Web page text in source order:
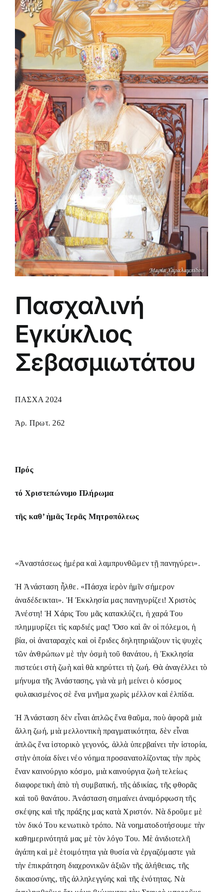
μεγαλύτερης
εικόνας
Πασχαλινή
Εγκύκλιος
Σεβασμιωτάτου
ΠΑΣΧΑ 2024
Ἀρ. Πρωτ. 262
Πρός
τό Χριστεπώνυμο Πλήρωμα
τῆς καθ’ ἡμᾶς Ἱερᾶς Μητροπόλεως
«Ἀναστάσεως ἡμέρα καὶ λαμπρυνθῶμεν τῇ πανηγύρει».
Ἡ Ἀνάσταση ἦλθε. «Πάσχα ἱερὸν ἡμῖν σήμερον
ἀναδέδεικται». Ἡ Ἐκκλησία μας πανηγυρίζει! Χριστὸς
Ἀνέστη! Ἡ Χάρις Του μᾶς κατακλύζει, ἡ χαρά Του
πλημμυρίζει τὶς καρδιές μας! Ὅσο καὶ ἂν οἱ πόλεμοι, ἡ
βία, οἱ ἀναταραχὲς καὶ οἱ ἔριδες δηλητηριάζουν τὶς ψυχὲς
τῶν ἀνθρώπων μὲ τὴν ὀσμὴ τοῦ θανάτου, ἡ Ἐκκλησία
πιστεύει στὴ ζωὴ καὶ θὰ κηρύττει τὴ ζωή. Θὰ ἀναγέλλει τὸ
μήνυμα τῆς Ἀνάστασης, γιὰ νὰ μὴ μείνει ὁ κόσμος
φυλακισμένος σὲ ἕνα μνῆμα χωρὶς μέλλον καὶ ἐλπίδα.
Ἡ Ἀνάσταση δὲν εἶναι ἁπλῶς ἕνα θαῦμα, ποὺ ἀφορᾶ μιὰ
ἄλλη ζωή, μιὰ μελλοντικὴ πραγματικότητα, δὲν εἶναι
ἁπλῶς ἕνα ἱστορικὸ γεγονός, ἀλλὰ ὑπερβαίνει τὴν ἱστορία,
στὴν ὁποία δίνει νέο νόημα προσανατολίζοντας τὴν πρὸς
ἕναν καινούργιο κόσμο, μιὰ καινούργια ζωὴ τελείως
διαφορετικὴ ἀπὸ τὴ συμβατική, τῆς ἀδικίας, τῆς φθορᾶς
καὶ τοῦ θανάτου. Ἀνάσταση σημαίνει ἀναμόρφωση τῆς
σκέψης καὶ τῆς πράξης μας κατὰ Χριστόν. Νὰ δροῦμε μὲ
τὸν δικό Του κενωτικὸ τρόπο. Νὰ νοηματοδοτήσουμε τὴν
καθημερινότητά μας μὲ τὸν λόγο Του. Μὲ ἀνιδιοτελῆ
ἀγάπη καὶ μὲ ἑτοιμότητα γιὰ θυσία νὰ ἐργαζόμαστε γιὰ
τὴν ἐπικράτηση διαχρονικῶν ἀξιῶν τῆς ἀλήθειας, τῆς
δικαιοσύνης, τῆς ἀλληλεγγύης καὶ τῆς ἑνότητας. Νὰ